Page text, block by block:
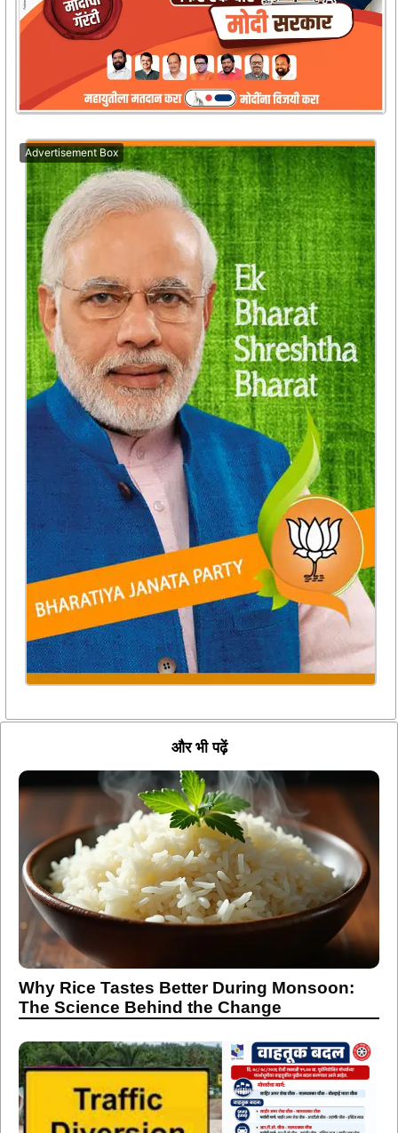
Advertisement Box
और भी पढ़ें
Why Rice Tastes Better During Monsoon:
The Science Behind the Change